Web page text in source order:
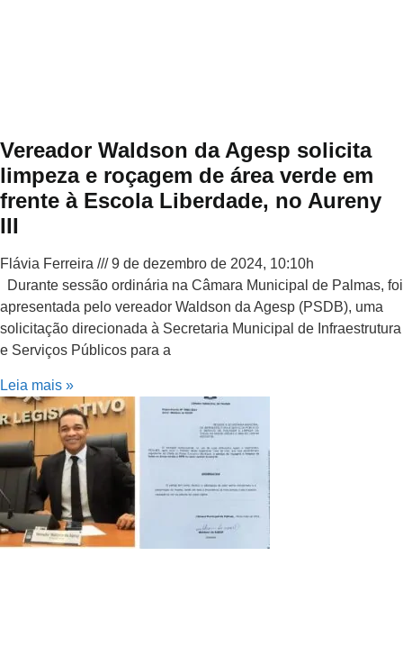
Vereador Waldson da Agesp solicita
limpeza e roçagem de área verde em
frente à Escola Liberdade, no Aureny
III
Flávia Ferreira
9 de dezembro de 2024, 10:10h
Durante sessão ordinária na Câmara Municipal de Palmas, foi
apresentada pelo vereador Waldson da Agesp (PSDB), uma
solicitação direcionada à Secretaria Municipal de Infraestrutura
e Serviços Públicos para a
Leia mais »